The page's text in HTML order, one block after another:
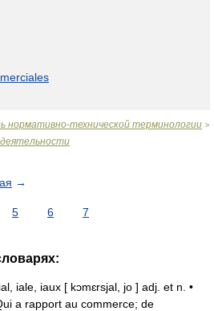
нормативно-технической терминологии >
→
5 6 7
iale, iaux [ kɔmɛrsjal, jo ] adj. et n. •
a rapport au commerce; de